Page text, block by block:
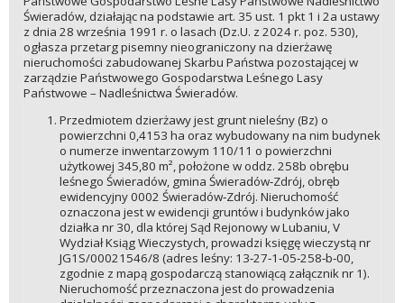
Świeradów, działając na podstawie art. 35 ust. 1 pkt 1 i 2a ustawy
z dnia 28 września 1991 r. o lasach (Dz.U. z 2024 r. poz. 530),
ogłasza przetarg pisemny nieograniczony na dzierżawę
nieruchomości zabudowanej Skarbu Państwa pozostającej w
zarządzie Państwowego Gospodarstwa Leśnego Lasy
Państwowe – Nadleśnictwa Świeradów.
Przedmiotem dzierżawy jest grunt nieleśny (Bz) o
powierzchni 0,4153 ha oraz wybudowany na nim budynek
o numerze inwentarzowym 110/11 o powierzchni
użytkowej 345,80 m², położone w oddz. 258b obrębu
leśnego Świeradów, gmina Świeradów‑Zdrój, obręb
ewidencyjny 0002 Świeradów‑Zdrój. Nieruchomość
oznaczona jest w ewidencji gruntów i budynków jako
działka nr 30, dla której Sąd Rejonowy w Lubaniu, V
Wydział Ksiąg Wieczystych, prowadzi księgę wieczystą nr
JG1S/00021546/8 (adres leśny: 13‑27‑1‑05‑258‑b‑00,
zgodnie z mapą gospodarczą stanowiącą załącznik nr 1).
Nieruchomość przeznaczona jest do prowadzenia